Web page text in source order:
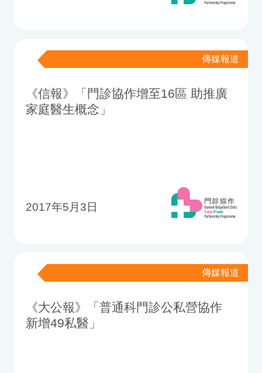
傳媒報道
《信報》「門診協作增至16區 助推廣
家庭醫生概念」
2017年5月3日
傳媒報道
《大公報》「普通科門診公私營協作
新增49私醫」